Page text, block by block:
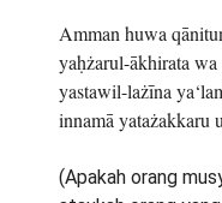
Amman huwa
yaḥżarul-ākhirata
yastawil-lażīna
innamā yatażakkaru
(Apakah orang